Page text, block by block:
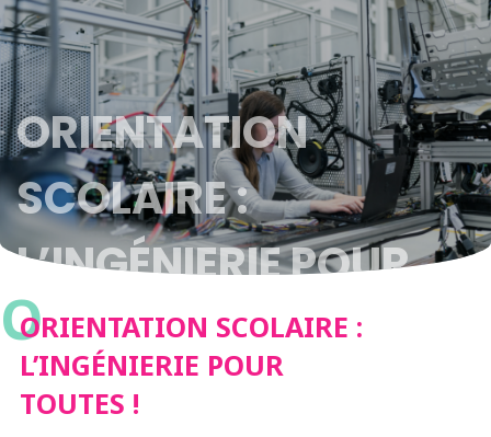
ORIENTATION
SCOLAIRE :
L’INGÉNIERIE POUR
TOUTES !
O
ORIENTATION SCOLAIRE :
L’INGÉNIERIE POUR
TOUTES !